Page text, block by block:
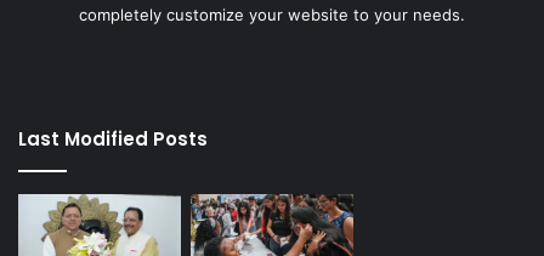
completely customize your website to your needs.
Last Modified Posts